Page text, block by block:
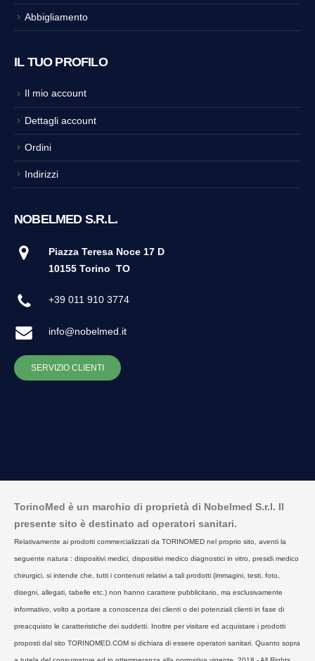
Abbigliamento
IL TUO PROFILO
Il mio account
Dettagli account
Ordini
Indirizzi
NOBELMED S.R.L.
Piazza Teresa Noce 17 D
10155 Torino TO
+39 011 910 3774
info@nobelmed.it
SERVIZIO CLIENTI
TorinoMed è un marchio di proprietà di Nobelmed S.r.l. Il
presente sito è destinato ad operatori sanitari.
Relativamente ai prodotti commercializzati da TORINOMED nel proprio sito, aventi la
seguente natura : dispositivi medici, dispositivi medico diagnostici in vitro, presidi medico
chirurgici, si intende che, tutti i contenuti relativi a tali prodotti (immagini, testi, foto,
disegni, allegati, tabelle etc.) non hanno carattere pubblicitario, ma esclusivamente
informativo, volto a portare a conoscenza dei clienti o dei potenziali clienti in fase di
preacquisto le caratteristiche dei suddetti. Inoltre per visitare ed acquistare i prodotti
proposti dal sito TORINOMED.COM si dichiara di essere operatori sanitari. Quanto sopra